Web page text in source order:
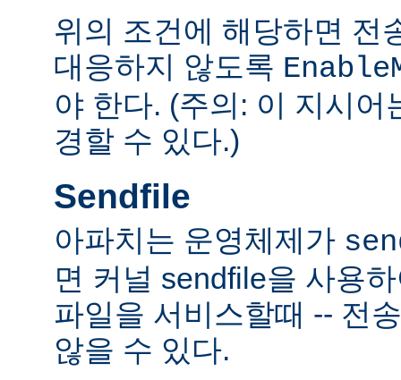
위의 조건에 해당하면 전
대응하지 않도록
야 한다. (주의: 이 지시어
경할 수 있다.)
Sendfile
아파치는 운영체제가
면 커널 sendfile을 사용
파일을 서비스할때 -- 전
않을 수 있다.